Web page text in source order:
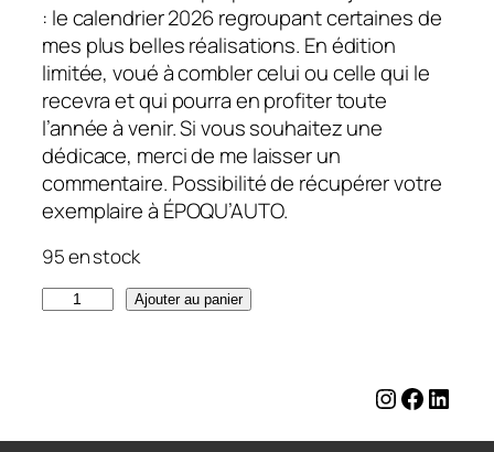
: le calendrier 2026 regroupant certaines de
mes plus belles réalisations. En édition
limitée, voué à combler celui ou celle qui le
recevra et qui pourra en profiter toute
l’année à venir. Si vous souhaitez une
dédicace, merci de me laisser un
commentaire. Possibilité de récupérer votre
exemplaire à ÉPOQU’AUTO.
95 en stock
i
Ajouter au panier
Instagram